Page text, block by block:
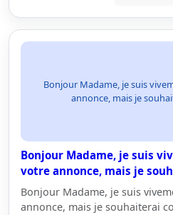
Bonjour Madame, je suis
annonce, mais je
Bonjour Madame, je suis
votre annonce, mais je
Bonjour Madame, je suis
annonce, mais je souhaiterai